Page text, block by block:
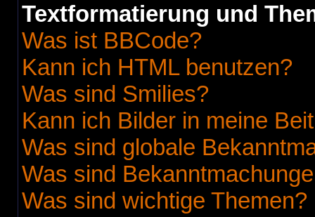
Textformatierung und
Was ist BBCode?
Kann ich HTML benutzen?
Was sind Smilies?
Kann ich Bilder in meine
Was sind globale
Was sind
Was sind wichtige Themen?